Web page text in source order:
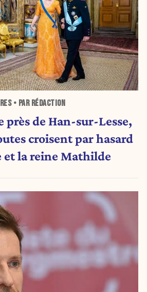
• PAR RÉDACTION
près de Han-sur-Lesse,
croisent par hasard
et la reine Mathilde